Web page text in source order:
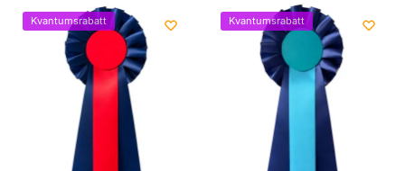
Kvantumsrabatt Kvantumsrabatt